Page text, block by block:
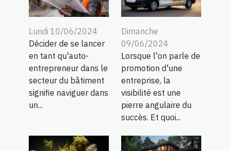
Lundi 10/06/2024
Décider de se lancer
en tant qu'auto-
entrepreneur dans le
secteur du bâtiment
signifie naviguer dans
un...
Dimanche
09/06/2024
Lorsque l'on parle de
promotion d'une
entreprise, la
visibilité est une
pierre angulaire du
succès. Et quoi...